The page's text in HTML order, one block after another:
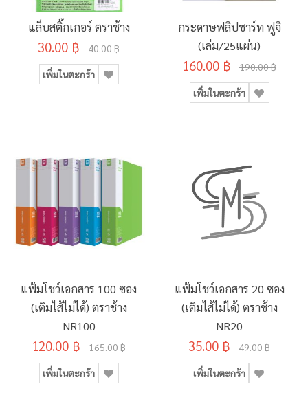
แล็บสติ๊กเกอร์ ตราช้าง
30.00 ฿ 40.00 ฿
เพิ่มในตะกร้า
กระดาษฟลิปชาร์ท ฟูจิ
(เล่ม/25แผ่น)
160.00 ฿ 190.00 ฿
เพิ่มในตะกร้า
แฟ้มโชว์เอกสาร 100 ซอง
(เติมไส้ไม่ได้) ตราช้าง
NR100
120.00 ฿ 165.00 ฿
เพิ่มในตะกร้า
แฟ้มโชว์เอกสาร 20 ซอง
(เติมไส้ไม่ได้) ตราช้าง
NR20
35.00 ฿ 49.00 ฿
เพิ่มในตะกร้า